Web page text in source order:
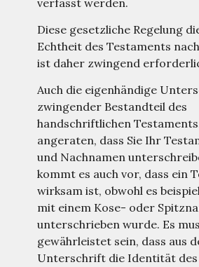
Diese gesetzliche Regelung
Echtheit des Testaments
ist daher zwingend
Auch die eigenhändige
zwingender Bestandteil des
handschriftlichen
angeraten, dass Sie Ihr
und Nachnamen
kommt es auch vor, dass ein
wirksam ist, obwohl es
mit einem Kose- oder
unterschrieben wurde. Es
gewährleistet sein, dass aus
Unterschrift die Identität des